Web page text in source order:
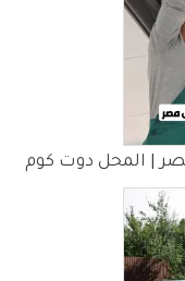
| المحل دوت كوم